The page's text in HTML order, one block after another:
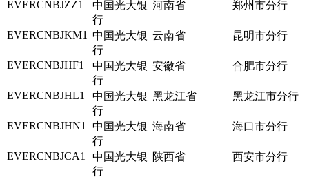
EVERCNBJZZ1
中国光大银
行
河南省 郑州市分行
EVERCNBJKM1 中国光大银
行
云南省 昆明市分行
EVERCNBJHF1
中国光大银
行
安徽省 合肥市分行
EVERCNBJHL1
中国光大银
行
黑龙江省 黑龙江市分行
EVERCNBJHN1
中国光大银
行
海南省 海口市分行
EVERCNBJCA1
中国光大银
行
陕西省 西安市分行